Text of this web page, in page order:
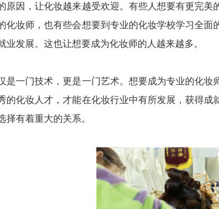
因，让化妆越来越受欢迎。有些人想要有更完美
化妆师，也有些会想要到专业的化妆学校学习全
业发展。这也让想要成为化妆师的人越来越多。
一门技术，更是一门艺术。想要成为专业的化妆
的化妆人才，才能在化妆行业中有所发展，获得
择有着重大的关系。